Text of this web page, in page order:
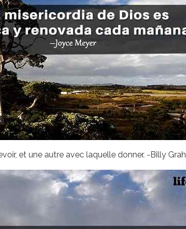
et une autre avec laquelle donner. -Billy